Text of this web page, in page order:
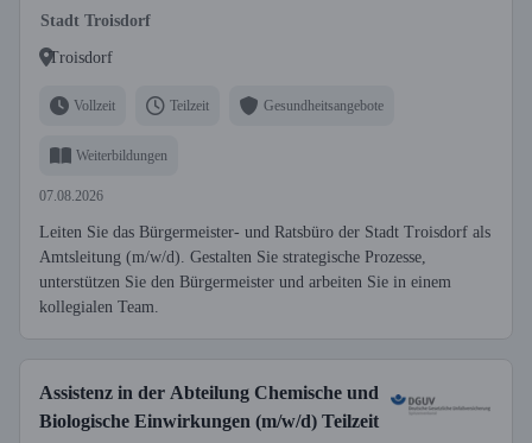
Stadt Troisdorf
Troisdorf
Vollzeit Teilzeit Gesundheitsangebote
Weiterbildungen
07.08.2026
Leiten Sie das Bürgermeister- und Ratsbüro der Stadt Troisdorf als
Amtsleitung (m/w/d). Gestalten Sie strategische Prozesse,
unterstützen Sie den Bürgermeister und arbeiten Sie in einem
kollegialen Team.
Assistenz in der Abteilung Chemische und
Biologische Einwirkungen (m/w/d) Teilzeit